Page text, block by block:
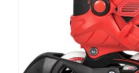
worden
op
de